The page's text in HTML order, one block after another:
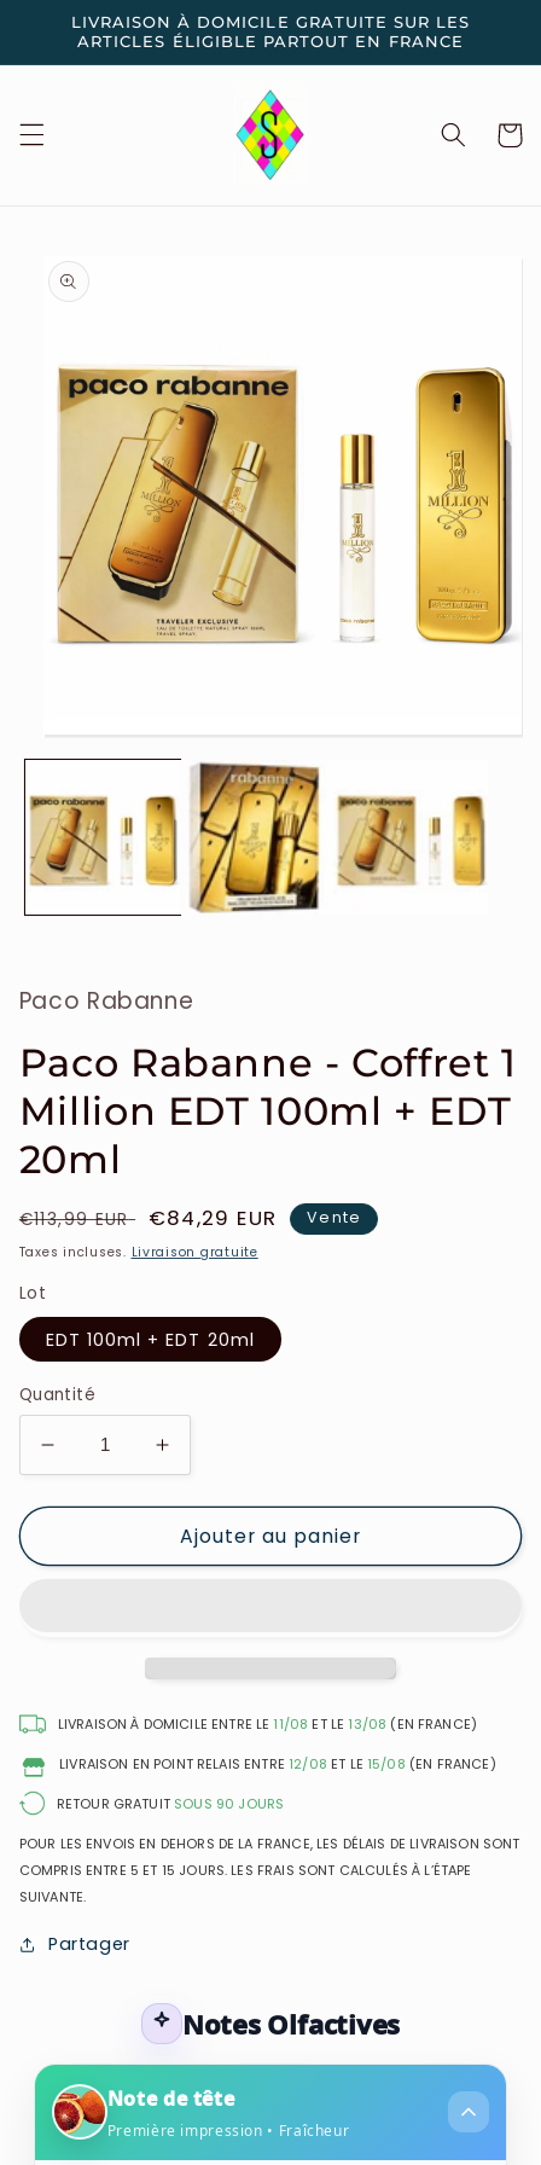
passer
contenu
LIVRAISON À DOMICILE GRATUITE SUR LES
ARTICLES ÉLIGIBLE PARTOUT EN FRANCE
Panier
Passer aux
informations
produits
le
1
dans
une
fenêtre
modale
Paco Rabanne
Paco Rabanne - Coffret 1
Million EDT 100ml + EDT
20ml
Prix
habituel
€113,99 EUR
Prix
soldé
€84,29 EUR Vente
Taxes incluses. Livraison gratuite
Lot
EDT 100ml + EDT 20ml
Quantité
Réduire
la
quantité
Paco
EDT
EDT
Augmenter
la
quantité
de
Paco
EDT
+
EDT
Ajouter au panier
LIVRAISON À DOMICILE ENTRE LE 11/08 ET LE 13/08 (EN FRANCE)
LIVRAISON EN POINT RELAIS ENTRE 12/08 ET LE 15/08 (EN FRANCE)
RETOUR GRATUIT SOUS 90 JOURS
POUR LES ENVOIS EN DEHORS DE LA FRANCE, LES DÉLAIS DE LIVRAISON SONT
COMPRIS ENTRE 5 ET 15 JOURS. LES FRAIS SONT CALCULÉS À L’ÉTAPE
SUIVANTE.
Partager
Notes Olfactives
Note de tête
Première impression • Fraîcheur